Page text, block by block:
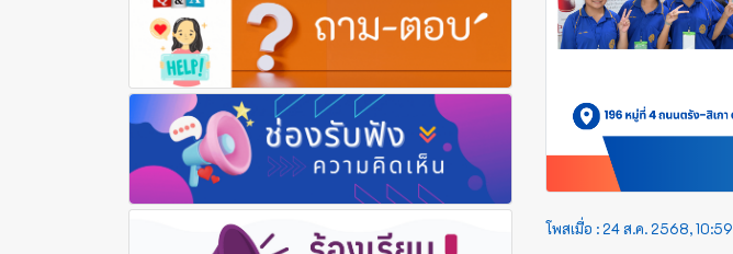
โพสเมื่อ : 24 ส.ค. 2568, 10:59